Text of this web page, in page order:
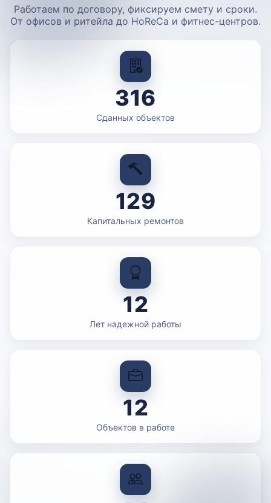
Работаем по договору, фиксируем смету и сроки.
От офисов и ритейла до HoReCa и фитнес-центров.
316
Сданных объектов
129
Капитальных ремонтов
12
Лет надежной работы
12
Объектов в работе